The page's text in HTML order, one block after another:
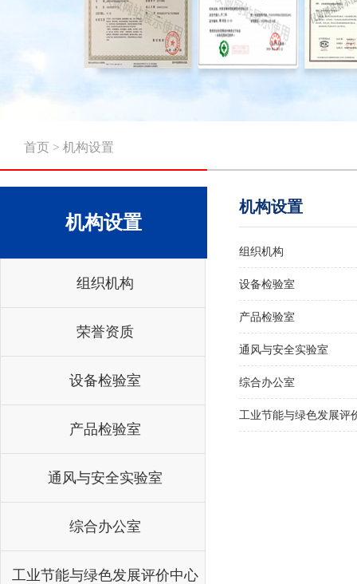
首页 > 机构设置
机构设置
组织机构
荣誉资质
设备检验室
产品检验室
通风与安全实验室
综合办公室
工业节能与绿色发展评价中心
机构设置
组织机构
设备检验室
产品检验室
通风与安全实验室
综合办公室
工业节能与绿色发展评